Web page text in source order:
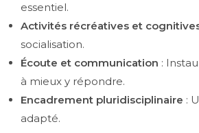
essentiel.
Activités récréatives et
socialisation.
Écoute et communication :
à mieux y répondre.
Encadrement pluridisciplinaire :
adapté.